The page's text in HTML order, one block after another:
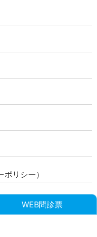
リシー）
WEB問診票